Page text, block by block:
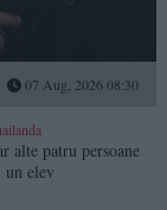
07 Aug, 2026 08:30
alte patru persoane
elev